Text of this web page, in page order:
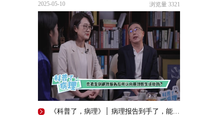
2025-05-10 浏览量 3321
《科普了，病理》│ 病理报告到手了，能求助病理医生吗？